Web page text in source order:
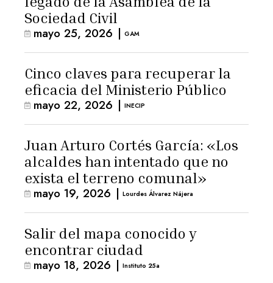
Sociedad Civil
mayo 25, 2026 | GAM
Cinco claves para recuperar la
eficacia del Ministerio Público
mayo 22, 2026 | INECIP
Juan Arturo Cortés García: «Los
alcaldes han intentado que no
exista el terreno comunal»
mayo 19, 2026 | Lourdes Álvarez Nájera
Salir del mapa conocido y
encontrar ciudad
mayo 18, 2026 | Instituto 25a